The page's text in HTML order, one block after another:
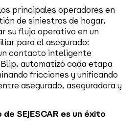
principales operadores en
de siniestros de hogar,
su flujo operativo en un
para el asegurado:
contacto inteligente
automatizó cada etapa
fricciones y unificando
asegurado, aseguradora y
SEJESCAR es un éxito